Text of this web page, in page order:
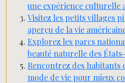
une expérience culturelle
Visitez les petits villages
aperçu de la vie
Explorez les parcs
beauté naturelle des
Rencontrez des habitants
mode de vie pour mieux